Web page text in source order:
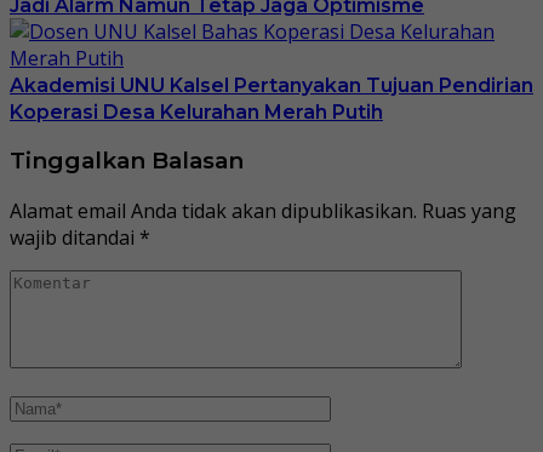
Jadi Alarm Namun Tetap Jaga Optimisme
Akademisi UNU Kalsel Pertanyakan Tujuan Pendirian
Koperasi Desa Kelurahan Merah Putih
Tinggalkan Balasan
Alamat email Anda tidak akan dipublikasikan. Ruas yang
wajib ditandai *